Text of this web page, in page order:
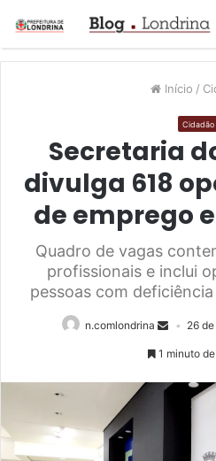
Início /
Cidadão
Secretaria
divulga 618
de emprego
Quadro de vagas
profissionais e inclui
pessoas com
n.comlondrina 26
1 minuto